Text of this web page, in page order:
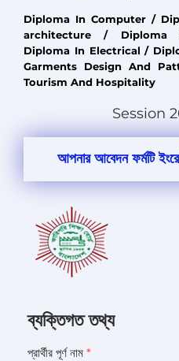
Diploma In Computer /
architecture / Diploma
Diploma In Electrical /
Garments Design And
Tourism And Hospitality
Session
আপনার আবেদন ফর্মটি
ব্যক্তিগত তথ্য
প্রার্থীর পূর্ণ নাম *